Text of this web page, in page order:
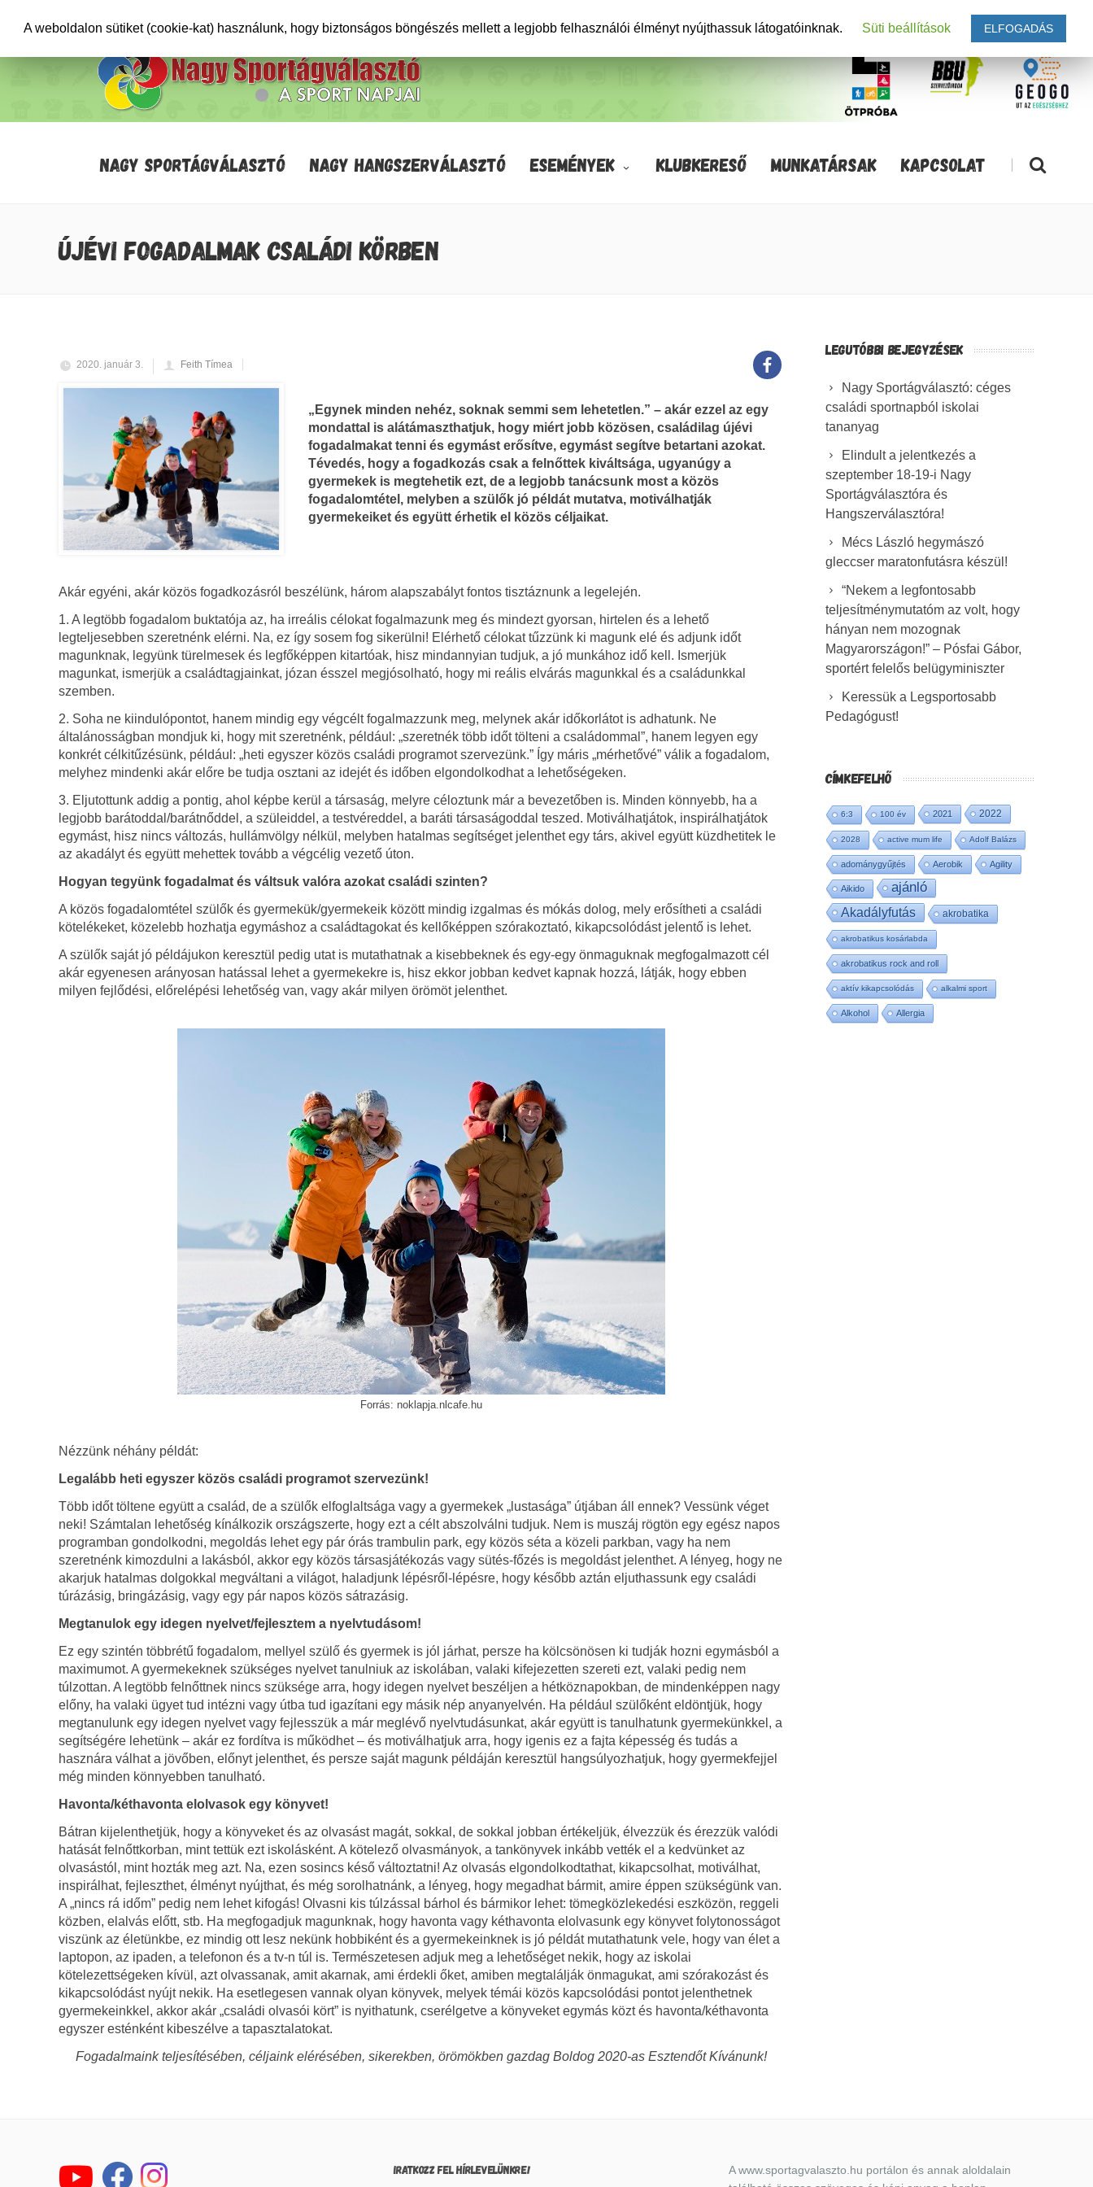
NAGY SPORTÁGVÁLASZTÓ NAGY HANGSZERVÁLASZTÓ ESEMÉNYEK KLUBKERESŐ MUNKATÁRSAK KAPCSOLAT |
ÚJÉVI FOGADALMAK CSALÁDI KÖRBEN
2020. január 3. Feith Tímea
„Egynek minden nehéz, soknak semmi sem lehetetlen.” – akár ezzel az egy
mondattal is alátámaszthatjuk, hogy miért jobb közösen, családilag újévi
fogadalmakat tenni és egymást erősítve, egymást segítve betartani azokat.
Tévedés, hogy a fogadkozás csak a felnőttek kiváltsága, ugyanúgy a
gyermekek is megtehetik ezt, de a legjobb tanácsunk most a közös
fogadalomtétel, melyben a szülők jó példát mutatva, motiválhatják
gyermekeiket és együtt érhetik el közös céljaikat.
Akár egyéni, akár közös fogadkozásról beszélünk, három alapszabályt fontos tisztáznunk a legelején.
1. A legtöbb fogadalom buktatója az, ha irreális célokat fogalmazunk meg és mindezt gyorsan, hirtelen és a lehető
legteljesebben szeretnénk elérni. Na, ez így sosem fog sikerülni! Elérhető célokat tűzzünk ki magunk elé és adjunk időt
magunknak, legyünk türelmesek és legfőképpen kitartóak, hisz mindannyian tudjuk, a jó munkához idő kell. Ismerjük
magunkat, ismerjük a családtagjainkat, józan ésszel megjósolható, hogy mi reális elvárás magunkkal és a családunkkal
szemben.
2. Soha ne kiindulópontot, hanem mindig egy végcélt fogalmazzunk meg, melynek akár időkorlátot is adhatunk. Ne
általánosságban mondjuk ki, hogy mit szeretnénk, például: „szeretnék több időt tölteni a családommal”, hanem legyen egy
konkrét célkitűzésünk, például: „heti egyszer közös családi programot szervezünk.” Így máris „mérhetővé” válik a fogadalom,
melyhez mindenki akár előre be tudja osztani az idejét és időben elgondolkodhat a lehetőségeken.
3. Eljutottunk addig a pontig, ahol képbe kerül a társaság, melyre céloztunk már a bevezetőben is. Minden könnyebb, ha a
legjobb barátoddal/barátnőddel, a szüleiddel, a testvéreddel, a baráti társaságoddal teszed. Motiválhatjátok, inspirálhatjátok
egymást, hisz nincs változás, hullámvölgy nélkül, melyben hatalmas segítséget jelenthet egy társ, akivel együtt küzdhetitek le
az akadályt és együtt mehettek tovább a végcélig vezető úton.
Hogyan tegyünk fogadalmat és váltsuk valóra azokat családi szinten?
A közös fogadalomtétel szülők és gyermekük/gyermekeik között mindig izgalmas és mókás dolog, mely erősítheti a családi
kötelékeket, közelebb hozhatja egymáshoz a családtagokat és kellőképpen szórakoztató, kikapcsolódást jelentő is lehet.
A szülők saját jó példájukon keresztül pedig utat is mutathatnak a kisebbeknek és egy-egy önmaguknak megfogalmazott cél
akár egyenesen arányosan hatással lehet a gyermekekre is, hisz ekkor jobban kedvet kapnak hozzá, látják, hogy ebben
milyen fejlődési, előrelépési lehetőség van, vagy akár milyen örömöt jelenthet.
Forrás: noklapja.nlcafe.hu
Nézzünk néhány példát:
Legalább heti egyszer közös családi programot szervezünk!
Több időt töltene együtt a család, de a szülők elfoglaltsága vagy a gyermekek „lustasága” útjában áll ennek? Vessünk véget
neki! Számtalan lehetőség kínálkozik országszerte, hogy ezt a célt abszolválni tudjuk. Nem is muszáj rögtön egy egész napos
programban gondolkodni, megoldás lehet egy pár órás trambulin park, egy közös séta a közeli parkban, vagy ha nem
szeretnénk kimozdulni a lakásból, akkor egy közös társasjátékozás vagy sütés-főzés is megoldást jelenthet. A lényeg, hogy ne
akarjuk hatalmas dolgokkal megváltani a világot, haladjunk lépésről-lépésre, hogy később aztán eljuthassunk egy családi
túrázásig, bringázásig, vagy egy pár napos közös sátrazásig.
Megtanulok egy idegen nyelvet/fejlesztem a nyelvtudásom!
Ez egy szintén többrétű fogadalom, mellyel szülő és gyermek is jól járhat, persze ha kölcsönösen ki tudják hozni egymásból a
maximumot. A gyermekeknek szükséges nyelvet tanulniuk az iskolában, valaki kifejezetten szereti ezt, valaki pedig nem
túlzottan. A legtöbb felnőttnek nincs szüksége arra, hogy idegen nyelvet beszéljen a hétköznapokban, de mindenképpen nagy
előny, ha valaki ügyet tud intézni vagy útba tud igazítani egy másik nép anyanyelvén. Ha például szülőként eldöntjük, hogy
megtanulunk egy idegen nyelvet vagy fejlesszük a már meglévő nyelvtudásunkat, akár együtt is tanulhatunk gyermekünkkel, a
segítségére lehetünk – akár ez fordítva is működhet – és motiválhatjuk arra, hogy igenis ez a fajta képesség és tudás a
hasznára válhat a jövőben, előnyt jelenthet, és persze saját magunk példáján keresztül hangsúlyozhatjuk, hogy gyermekfejjel
még minden könnyebben tanulható.
Havonta/kéthavonta elolvasok egy könyvet!
Bátran kijelenthetjük, hogy a könyveket és az olvasást magát, sokkal, de sokkal jobban értékeljük, élvezzük és érezzük valódi
hatását felnőttkorban, mint tettük ezt iskolásként. A kötelező olvasmányok, a tankönyvek inkább vették el a kedvünket az
olvasástól, mint hozták meg azt. Na, ezen sosincs késő változtatni! Az olvasás elgondolkodtathat, kikapcsolhat, motiválhat,
inspirálhat, fejleszthet, élményt nyújthat, és még sorolhatnánk, a lényeg, hogy megadhat bármit, amire éppen szükségünk van.
A „nincs rá időm” pedig nem lehet kifogás! Olvasni kis túlzással bárhol és bármikor lehet: tömegközlekedési eszközön, reggeli
közben, elalvás előtt, stb. Ha megfogadjuk magunknak, hogy havonta vagy kéthavonta elolvasunk egy könyvet folytonosságot
viszünk az életünkbe, ez mindig ott lesz nekünk hobbiként és a gyermekeinknek is jó példát mutathatunk vele, hogy van élet a
laptopon, az ipaden, a telefonon és a tv-n túl is. Természetesen adjuk meg a lehetőséget nekik, hogy az iskolai
kötelezettségeken kívül, azt olvassanak, amit akarnak, ami érdekli őket, amiben megtalálják önmagukat, ami szórakozást és
kikapcsolódást nyújt nekik. Ha esetlegesen vannak olyan könyvek, melyek témái közös kapcsolódási pontot jelenthetnek
gyermekeinkkel, akkor akár „családi olvasói kört” is nyithatunk, cserélgetve a könyveket egymás közt és havonta/kéthavonta
egyszer esténként kibeszélve a tapasztalatokat.
Fogadalmaink teljesítésében, céljaink elérésében, sikerekben, örömökben gazdag Boldog 2020-as Esztendőt Kívánunk!
LEGUTÓBBI BEJEGYZÉSEK
Nagy Sportágválasztó: céges
családi sportnapból iskolai
tananyag
Elindult a jelentkezés a
szeptember 18-19-i Nagy
Sportágválasztóra és
Hangszerválasztóra!
Mécs László hegymászó
gleccser maratonfutásra készül!
“Nekem a legfontosabb
teljesítménymutatóm az volt, hogy
hányan nem mozognak
Magyarországon!” – Pósfai Gábor,
sportért felelős belügyminiszter
Keressük a Legsportosabb
Pedagógust!
CÍMKEFELHŐ
6:3 100 év 2021 2022
2028 active mum life Adolf Balázs
adománygyűjtés Aerobik Agility
Aikido ajánló
Akadályfutás akrobatika
akrobatikus kosárlabda
akrobatikus rock and roll
aktív kikapcsolódás alkalmi sport
Alkohol Allergia
IRATKOZZ FEL HÍRLEVELÜNKRE!
A www.sportagvalaszto.hu portálon és annak aloldalain
A weboldalon sütiket (cookie-kat) használunk, hogy biztonságos böngészés mellett a legjobb felhasználói élményt nyújthassuk látogatóinknak. Süti beállítások ELFOGADÁS